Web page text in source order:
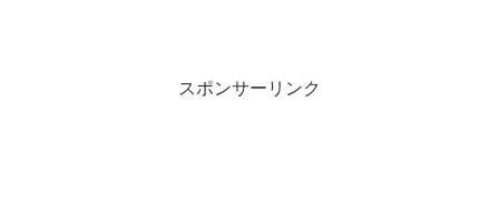
スポンサーリンク